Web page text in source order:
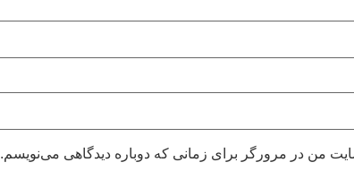
من در مرورگر برای زمانی که دوباره دیدگاهی می‌نویسم.